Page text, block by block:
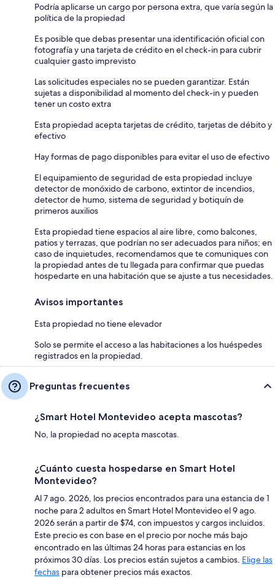
Podría aplicarse un cargo por persona extra, que varía según la
política de la propiedad
Es posible que debas presentar una identificación oficial con
fotografía y una tarjeta de crédito en el check-in para cubrir
cualquier gasto imprevisto
Las solicitudes especiales no se pueden garantizar. Están
sujetas a disponibilidad al momento del check-in y pueden
tener un costo extra
Esta propiedad acepta tarjetas de crédito, tarjetas de débito y
efectivo
Hay formas de pago disponibles para evitar el uso de efectivo
El equipamiento de seguridad de esta propiedad incluye
detector de monóxido de carbono, extintor de incendios,
detector de humo, sistema de seguridad y botiquín de
primeros auxilios
Esta propiedad tiene espacios al aire libre, como balcones,
patios y terrazas, que podrían no ser adecuados para niños; en
caso de inquietudes, recomendamos que te comuniques con
la propiedad antes de tu llegada para confirmar que puedas
hospedarte en una habitación que se ajuste a tus necesidades.
Avisos importantes
Esta propiedad no tiene elevador
Solo se permite el acceso a las habitaciones a los huéspedes
registrados en la propiedad.
Preguntas frecuentes
¿Smart Hotel Montevideo acepta mascotas?
No, la propiedad no acepta mascotas.
¿Cuánto cuesta hospedarse en Smart Hotel
Montevideo?
Al 7 ago. 2026, los precios encontrados para una estancia de 1
noche para 2 adultos en Smart Hotel Montevideo el 9 ago.
2026 serán a partir de $74, con impuestos y cargos incluidos.
Este precio es con base en el precio por noche más bajo
encontrado en las últimas 24 horas para estancias en los
próximos 30 días. Los precios están sujetos a cambios. Elige las
fechas para obtener precios más exactos.